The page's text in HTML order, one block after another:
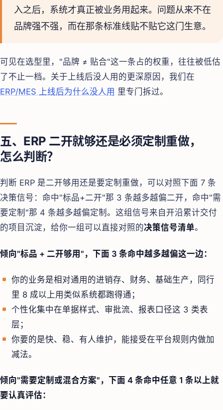
入之后，系统才真正被业务用起来。问题从来不在
品牌强不强，而在那条标准线贴不贴它这门生意。
可见在选型里，"品牌 ≠ 贴合"这一条占的权重，往往被低估
了不止一档。关于上线后没人用的更深原因，我们在
ERP/MES 上线后为什么没人用 里专门拆过。
五、ERP 二开就够还是必须定制重做，
怎么判断？
判断 ERP 是二开够用还是要定制重做，可以对照下面 7 条
决策信号：命中"标品+二开"那 3 条越多越偏二开，命中"需
要定制"那 4 条越多越偏定制。这组信号来自开沿累计交付
的项目沉淀，给你一组可以直接对照的决策信号清单。
倾向"标品 + 二开够用"，下面 3 条命中越多越偏这一边：
你的业务是相对通用的进销存、财务、基础生产，同行
里 8 成以上用类似系统都跑得通；
个性化集中在单据样式、审批流、报表口径这 3 类表
层；
你要的是快、稳、有人维护，能接受在平台规则内做加
减法。
倾向"需要定制或混合方案"，下面 4 条命中任意 1 条以上就
要认真评估：